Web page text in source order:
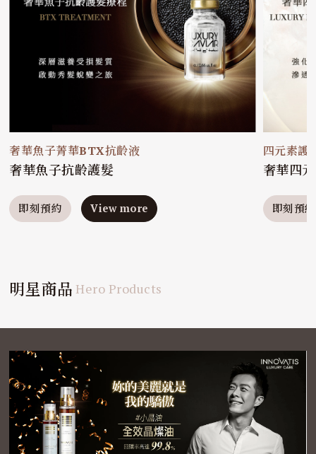
奢華魚子菁華BTX抗齡液
奢華魚子抗齡護髮
即刻預約 View more
四元素護
奢華四
即刻預約
明星商品 Hero Products